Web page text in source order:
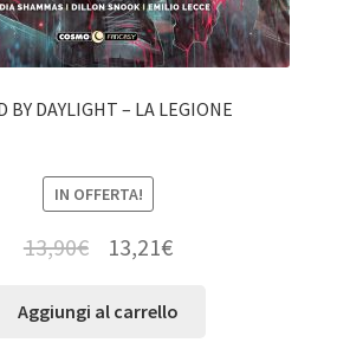
BY DAYLIGHT – LA LEGIONE
IN OFFERTA!
13,90€ 13,21€
Aggiungi al carrello